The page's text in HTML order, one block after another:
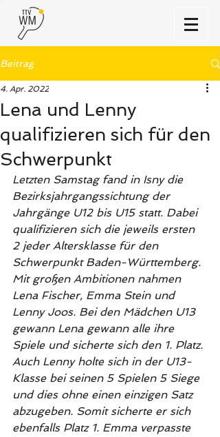
Beitrag
Lena und Lenny
qualifizieren sich für den
Schwerpunkt
4. Apr. 2022
Letzten Samstag fand in Isny die
Bezirksjahrgangssichtung der
Jahrgänge U12 bis U15 statt. Dabei
qualifizieren sich die jeweils ersten
2 jeder Altersklasse für den
Schwerpunkt Baden-Württemberg.
Mit großen Ambitionen nahmen
Lena Fischer, Emma Stein und
Lenny Joos. Bei den Mädchen U13
gewann Lena gewann alle ihre
Spiele und sicherte sich den 1. Platz.
Auch Lenny holte sich in der U13-
Klasse bei seinen 5 Spielen 5 Siege
und dies ohne einen einzigen Satz
abzugeben. Somit sicherte er sich
ebenfalls Platz 1. Emma verpasste